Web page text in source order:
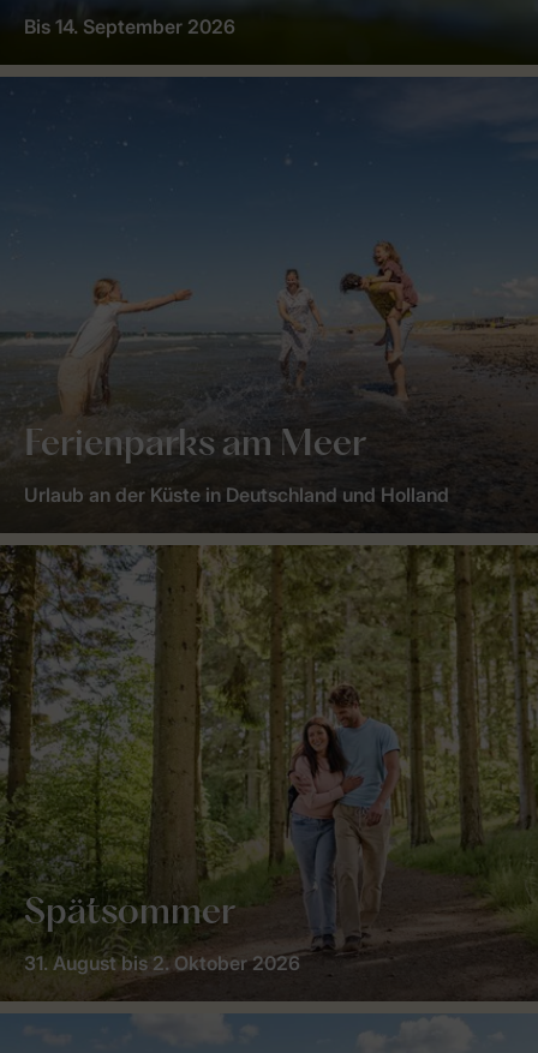
Bis 14. September 2026
Ferienparks am Meer
Urlaub an der Küste in Deutschland und Holland
Spätsommer
31. August bis 2. Oktober 2026